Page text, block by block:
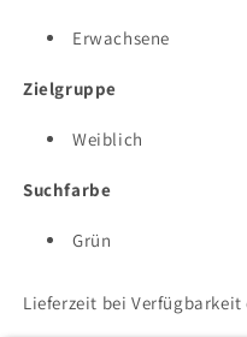
Erwachsene
Zielgruppe
Weiblich
Suchfarbe
Grün
Lieferzeit bei Verfügbarkeit